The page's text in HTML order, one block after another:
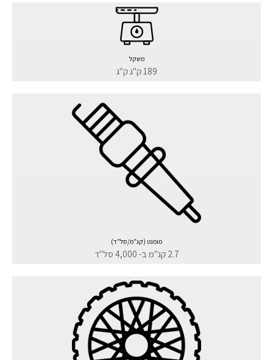
משקל
189 ק"ג ק"ג
מומנט (קג"מ/סל"ד)
2.7 קג"מ ב- 4,000 סל"ד